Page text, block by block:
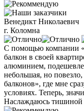
Венедикт Николаевич
г. Коломна
С помощью компании
балкон в своей
алюминием, подешевле
небольшая, но
балконов», где мне
условиях. Теперь,
Наслаждаюсь тишиной